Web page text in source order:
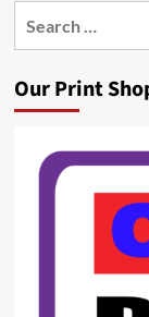
Our Print